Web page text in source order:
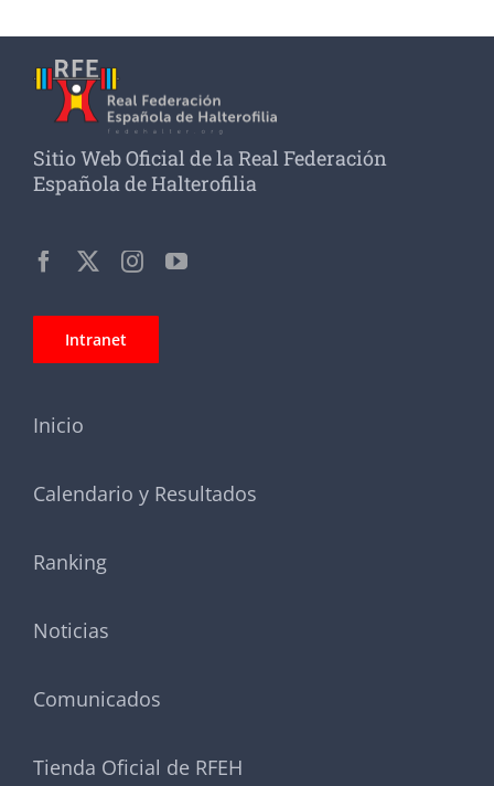
Sitio Web Oficial de la Real Federación
Española de Halterofilia
Intranet
Inicio
Calendario y Resultados
Ranking
Noticias
Comunicados
Tienda Oficial de RFEH